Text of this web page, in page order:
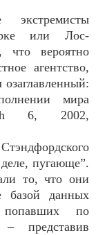
экстремисты
или Лос-
что вероятно
агентство,
мира
6, 2002,
пугающе”.
то, что они
базой данных
по
представив